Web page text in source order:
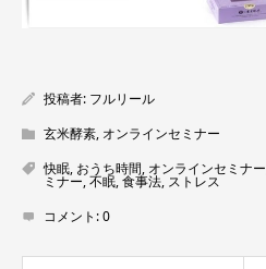
投稿者: フルリール
玄米酵素, オンラインセミナー
快眠, おうち時間, オンラインセミナー
ミナー,不眠,食事法, ストレス
コメント:0